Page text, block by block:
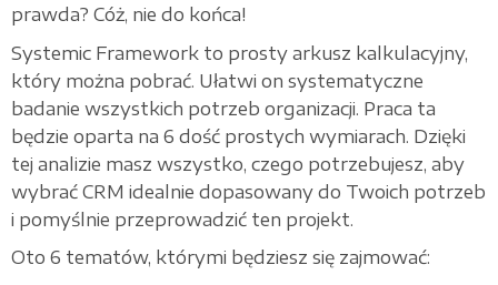
prawda? Cóż, nie do końca!
Systemic Framework to prosty arkusz kalkulacyjny,
który można pobrać. Ułatwi on systematyczne
badanie wszystkich potrzeb organizacji. Praca ta
będzie oparta na 6 dość prostych wymiarach. Dzięki
tej analizie masz wszystko, czego potrzebujesz, aby
wybrać CRM idealnie dopasowany do Twoich potrzeb
i pomyślnie przeprowadzić ten projekt.
Oto 6 tematów, którymi będziesz się zajmować: